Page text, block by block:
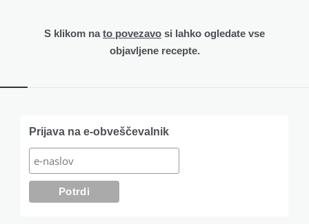
S klikom nato povezavo si lahko ogledate vse
objavljene recepte.
WidgetsPrijava na e-obveščevalnik